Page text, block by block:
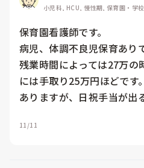
小児科, HCU, 慢性期, 保育園・学
保育園看護師です。
病児、体調不良児保育あり
残業時間によっては27万の
には手取り25万円ほどです
ありますが、日祝手当が出
11/11